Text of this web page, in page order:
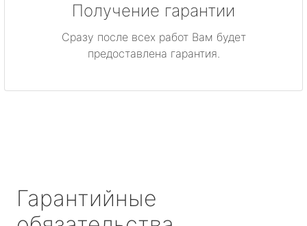
Получение гарантии
Сразу после всех работ Вам будет
предоставлена гарантия.
Гарантийные